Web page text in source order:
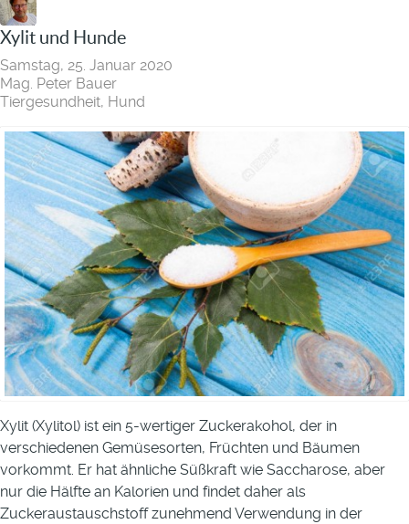
Xylit und Hunde
Samstag, 25. Januar 2020
Mag. Peter Bauer
Tiergesundheit Hund
Xylit (Xylitol) ist ein 5-wertiger Zuckerakohol, der in
verschiedenen Gemüsesorten, Früchten und Bäumen
vorkommt. Er hat ähnliche Süßkraft wie Saccharose, aber
nur die Hälfte an Kalorien und findet daher als
Zuckeraustauschstoff zunehmend Verwendung in der